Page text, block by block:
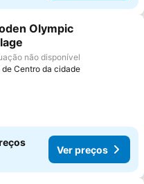
aos favoritos
Olympic
não disponível
de Centro da cidade
Ver preços